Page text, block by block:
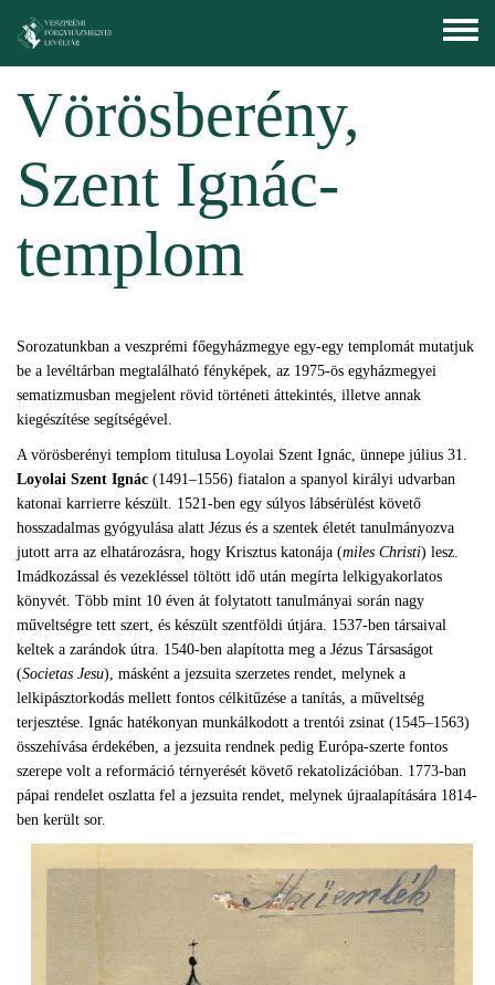
Toggle
menu
Vörösberény,
Szent Ignác-
templom
Sorozatunkban a veszprémi főegyházmegye egy-egy templomát mutatjuk
be a levéltárban megtalálható fényképek, az 1975-ös egyházmegyei
sematizmusban megjelent rövid történeti áttekintés, illetve annak
kiegészítése segítségével.
A vörösberényi templom titulusa Loyolai Szent Ignác, ünnepe július 31.
Loyolai Szent Ignác (1491–1556) fiatalon a spanyol királyi udvarban
katonai karrierre készült. 1521-ben egy súlyos lábsérülést követő
hosszadalmas gyógyulása alatt Jézus és a szentek életét tanulmányozva
jutott arra az elhatározásra, hogy Krisztus katonája (miles Christi) lesz.
Imádkozással és vezekléssel töltött idő után megírta lelkigyakorlatos
könyvét. Több mint 10 éven át folytatott tanulmányai során nagy
műveltségre tett szert, és készült szentföldi útjára. 1537-ben társaival
keltek a zarándok útra. 1540-ben alapította meg a Jézus Társaságot
(Societas Jesu), másként a jezsuita szerzetes rendet, melynek a
lelkipásztorkodás mellett fontos célkitűzése a tanítás, a műveltség
terjesztése. Ignác hatékonyan munkálkodott a trentói zsinat (1545–1563)
összehívása érdekében, a jezsuita rendnek pedig Európa-szerte fontos
szerepe volt a reformáció térnyerését követő rekatolizációban. 1773-ban
pápai rendelet oszlatta fel a jezsuita rendet, melynek újraalapítására 1814-
ben került sor.